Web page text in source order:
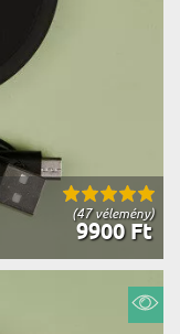
(47 vélemény)
9900 Ft